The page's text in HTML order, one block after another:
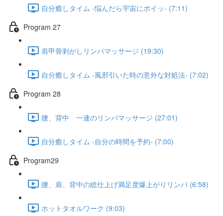
自分癒しタイム -悩んだら宇宙にポイッ- (7:11)
Program 27
肩甲骨剥がしリンパマッサージ (19:30)
自分癒しタイム -風邪引いた時の意外な対処法- (7:02)
Program 28
腰、背中 一連のリンパマッサージ (27:01)
自分癒しタイム -自分の時間を予約- (7:00)
Program29
腰、肩、背中の総仕上げ満足度爆上がりリンパ (6:58)
ホットタオルワーク (9:03)